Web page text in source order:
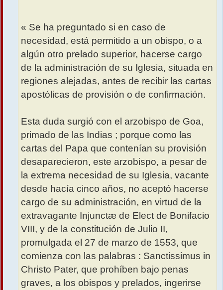
« Se ha preguntado si en caso de
necesidad, está permitido a un obispo, o a
algún otro prelado superior, hacerse cargo
de la administración de su Iglesia, situada en
regiones alejadas, antes de recibir las cartas
apostólicas de provisión o de confirmación.
Esta duda surgió con el arzobispo de Goa,
primado de las Indias ; porque como las
cartas del Papa que contenían su provisión
desaparecieron, este arzobispo, a pesar de
la extrema necesidad de su Iglesia, vacante
desde hacía cinco años, no aceptó hacerse
cargo de su administración, en virtud de la
extravagante Injunctæ de Elect de Bonifacio
VIII, y de la constitución de Julio II,
promulgada el 27 de marzo de 1553, que
comienza con las palabras : Sanctissimus in
Christo Pater, que prohíben bajo penas
graves, a los obispos y prelados, ingerirse